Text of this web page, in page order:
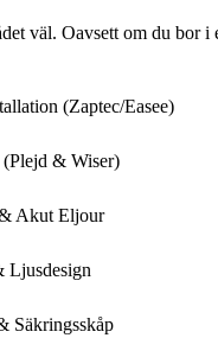
väl. Oavsett om du bor i
(Zaptec/Easee)
(Plejd & Wiser)
Akut Eljour
Ljusdesign
Säkringsskåp